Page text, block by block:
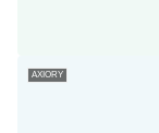
AXIORY